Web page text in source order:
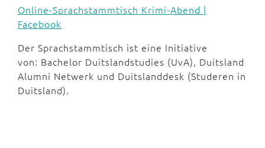
Online-Sprachstammtisch Krimi-Abend |
Facebook
Der Sprachstammtisch ist eine Initiative
von: Bachelor Duitslandstudies (UvA), Duitsland
Alumni Netwerk und Duitslanddesk (Studeren in
Duitsland).